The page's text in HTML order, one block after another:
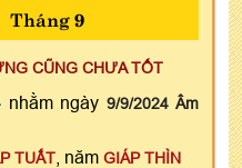
Tháng 9
CŨNG CHƯA TỐT
nhằm ngày 9/9/2024 Âm
TUẤT , năm GIÁP THÌN